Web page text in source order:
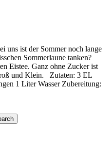
uns ist der Sommer noch lange
Sommerlaune tanken?
Eistee. Ganz ohne Zucker ist
und Klein. Zutaten: 3 EL
1 Liter Wasser Zubereitung: